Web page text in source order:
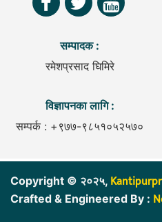
सम्पादक :
रमेशप्रसाद घिमिरे
विज्ञापनका लागि :
सम्पर्क : +९७७-९८५१०५२५७०
Copyright © २०२५,
Crafted & Engineered By :